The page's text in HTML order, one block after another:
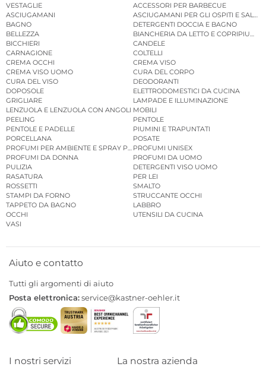
VESTAGLIE
ACCESSORI PER BARBECUE
ASCIUGAMANI
ASCIUGAMANI PER GLI OSPITI E
BAGNO
DETERGENTI DOCCIA E BAGNO
BELLEZZA
BIANCHERIA DA LETTO E COPRIPIUMINI
BICCHIERI
CANDELE
CARNAGIONE
COLTELLI
CREMA OCCHI
CREMA VISO
CREMA VISO UOMO
CURA DEL CORPO
CURA DEL VISO
DEODORANTI
DOPOSOLE
ELETTRODOMESTICI DA CUCINA
GRIGLIARE
LAMPADE E ILLUMINAZIONE
LENZUOLA E LENZUOLA CON ANGOLI MOBILI
PEELING
PENTOLE
PENTOLE E PADELLE
PIUMINI E TRAPUNTATI
PORCELLANA
POSATE
PROFUMI PER AMBIENTE E SPRAY PER AMBIENTE
PROFUMI UNISEX
PROFUMI DA DONNA
PROFUMI DA UOMO
PULIZIA
DETERGENTI VISO UOMO
RASATURA
PER LEI
ROSSETTI
SMALTO
STAMPI DA FORNO
STRUCCANTE OCCHI
TAPPETO DA BAGNO
LABBRO
OCCHI
UTENSILI DA CUCINA
VASI
Aiuto e contatto
Tutti gli argomenti di aiuto
Posta elettronica:service@kastner-oehler.it
I nostri servizi La nostra azienda